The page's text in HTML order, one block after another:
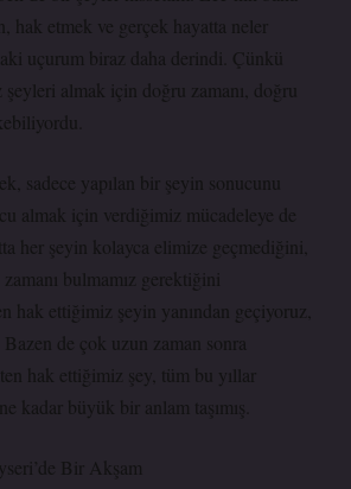
hak etmek ve gerçek hayatta neler
uçurum biraz daha derindi. Çünkü
almak için doğru zamanı, doğru
sadece yapılan bir şeyin sonucunu
almak için verdiğimiz mücadeleye de
her şeyin kolayca elimize geçmediğini,
bulmamız gerektiğini
hak ettiğimiz şeyin yanından geçiyoruz,
Bazen de çok uzun zaman sonra
hak ettiğimiz şey, tüm bu yıllar
kadar büyük bir anlam taşımış.
Bir Akşam